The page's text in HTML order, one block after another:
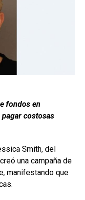
fondos en
costosas
Smith, del
una campaña de
manifestando que